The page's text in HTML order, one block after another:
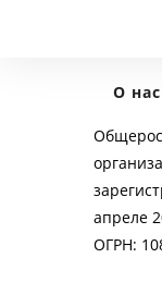
О нас
апреле
ОГРН: